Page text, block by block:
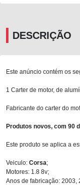
DESCRIÇÃO
Este anúncio contém os
1 Carter de motor, de
Fabricante do carter do
Produtos novos, com 90
Este produto se aplica a
Veiculo: Corsa;
Motores: 1.8 8v;
Anos de fabricação: 2003,